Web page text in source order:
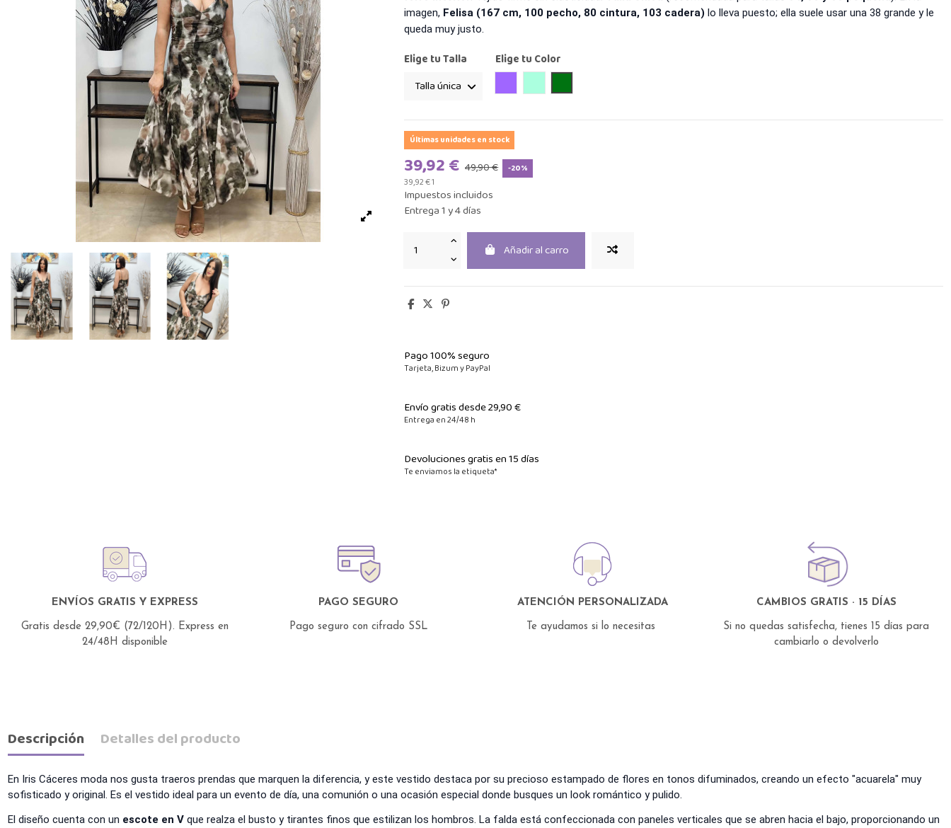
imagen, Felisa (167 cm, 100 pecho, 80 cintura, 103 cadera) lo lleva puesto; ella suele usar una 38 grande y le
queda muy justo.
Elige tu Talla
Elige tu Color
Últimas unidades en stock
39,92 € 49,90 € -20%
39,92 € 1
Impuestos incluidos
Entrega 1 y 4 días
Añadir al carro
Pago 100% seguro
Tarjeta, Bizum y PayPal
Envío gratis desde 29,90 €
Entrega en 24/48 h
Devoluciones gratis en 15 días
Te enviamos la etiqueta*
ENVÍOS GRATIS Y EXPRESS
Gratis desde 29,90€ (72/120H). Express en
24/48H disponible
PAGO SEGURO
Pago seguro con cifrado SSL
ATENCIÓN PERSONALIZADA
Te ayudamos si lo necesitas
CAMBIOS GRATIS · 15 DÍAS
Si no quedas satisfecha, tienes 15 días para
cambiarlo o devolverlo
Descripción Detalles del producto
En Iris Cáceres moda nos gusta traeros prendas que marquen la diferencia, y este vestido destaca por su precioso estampado de flores en tonos difuminados, creando un efecto "acuarela" muy
sofisticado y original. Es el vestido ideal para un evento de día, una comunión o una ocasión especial donde busques un look romántico y pulido.
El diseño cuenta con un escote en V que realza el busto y tirantes finos que estilizan los hombros. La falda está confeccionada con paneles verticales que se abren hacia el bajo, proporcionando un